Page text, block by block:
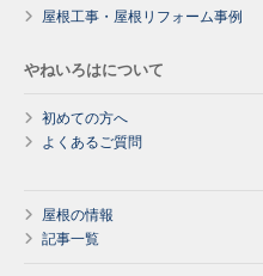
屋根工事・屋根リフォーム事例
やねいろはについて
初めての方へ
よくあるご質問
屋根の情報
記事一覧